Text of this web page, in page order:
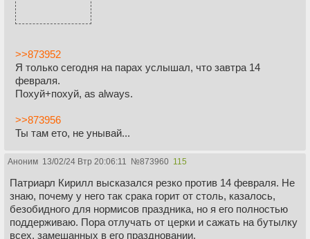
>>873952
Я только сегодня на парах услышал, что завтра 14
февраля.
Похуй+похуй, as always.
>>873956
Ты там ето, не унывай...
Аноним 13/02/24 Втр 20:06:11 №873960 115
Патриарл Кирилл высказался резко против 14 февраля. Не
знаю, почему у него так срака горит от столь, казалось,
безобидного для нормисов праздника, но я его полностью
поддерживаю. Пора отлучать от церки и сажать на бутылку
всех, замешанных в его праздновании.